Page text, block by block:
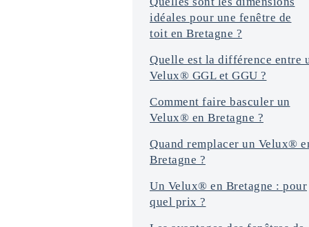
idéales pour une fenêtre de
toit en Bretagne ?
Quelle est la différence entre
Velux® GGL et GGU ?
Comment faire basculer un
Velux® en Bretagne ?
Quand remplacer un Velux®
Bretagne ?
Un Velux® en Bretagne : pour
quel prix ?